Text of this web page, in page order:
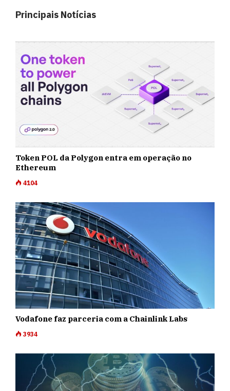
Principais Notícias
Token POL da Polygon entra em operação no
Ethereum
4104
Vodafone faz parceria com a Chainlink Labs
3934